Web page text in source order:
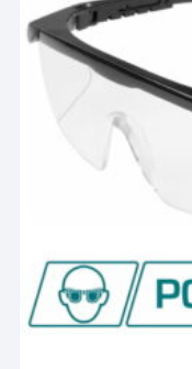
اختيار
صفحة
المنتج